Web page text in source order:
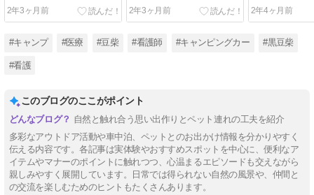
2年3ヶ月前 2年3ヶ月前 2年4ヶ月前
#キャンプ #医療 #豆柴 #看護師 #キャンピングカー #黒豆柴
#看護
このブログのここがポイント
自然と触れ合う思い出作りとペット連れの工夫を紹介
多彩なアウトドア活動や車中泊、ペットとのお出かけ情報を分かりやすく
伝える内容です。各記事は実体験やおすすめスポットを中心に、便利なア
イテムやマナーのポイントに触れつつ、心温まるエピソードも交えながら
親しみやすく展開しています。日常では得られない自然の風景や、仲間と
の交流を楽しむためのヒントもたくさんあります。